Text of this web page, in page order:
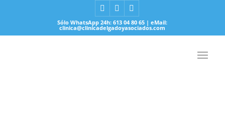
Sólo WhatsApp 24h: 613 04 80 65 | eMail:
clinica@clinicadelgadoyasociados.com